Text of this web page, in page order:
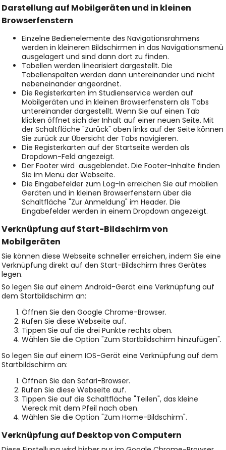
Darstellung auf Mobilgeräten und in kleinen
Browserfenstern
Einzelne Bedienelemente des Navigationsrahmens
werden in kleineren Bildschirmen in das Navigationsmenü
ausgelagert und sind dann dort zu finden.
Tabellen werden linearisiert dargestellt. Die
Tabellenspalten werden dann untereinander und nicht
nebeneinander angeordnet.
Die Registerkarten im Studienservice werden auf
Mobilgeräten und in kleinen Browserfenstern als Tabs
untereinander dargestellt. Wenn Sie auf einen Tab
klicken öffnet sich der Inhalt auf einer neuen Seite. Mit
der Schaltfläche "Zurück" oben links auf der Seite können
Sie zurück zur Übersicht der Tabs navigieren.
Die Registerkarten auf der Startseite werden als
Dropdown-Feld angezeigt.
Der Footer wird ausgeblendet. Die Footer-Inhalte finden
Sie im Menü der Webseite.
Die Eingabefelder zum Log-In erreichen Sie auf mobilen
Geräten und in kleinen Browserfenstern über die
Schaltfläche "Zur Anmeldung" im Header. Die
Eingabefelder werden in einem Dropdown angezeigt.
Verknüpfung auf Start-Bildschirm von
Mobilgeräten
Sie können diese Webseite schneller erreichen, indem Sie eine
Verknüpfung direkt auf den Start-Bildschirm Ihres Gerätes
legen.
So legen Sie auf einem Android-Gerät eine Verknüpfung auf
dem Startbildschirm an:
Öffnen Sie den Google Chrome-Browser.
Rufen Sie diese Webseite auf.
Tippen Sie auf die drei Punkte rechts oben.
Wählen Sie die Option "Zum Startbildschirm hinzufügen".
So legen Sie auf einem IOS-Gerät eine Verknüpfung auf dem
Startbildschirm an:
Öffnen Sie den Safari-Browser.
Rufen Sie diese Webseite auf.
Tippen Sie auf die Schaltfläche "Teilen", das kleine
Viereck mit dem Pfeil nach oben.
Wählen Sie die Option "Zum Home-Bildschirm".
Verknüpfung auf Desktop von Computern